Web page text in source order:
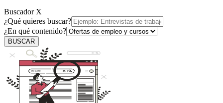
Buscador X
¿Qué quieres buscar?
¿En qué contenido?
BUSCAR